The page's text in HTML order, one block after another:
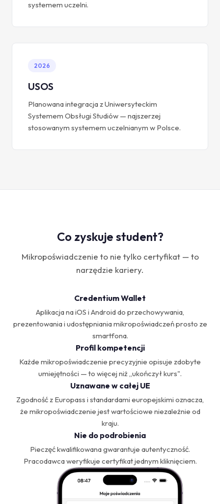
systemem uczelni.
2026
USOS
Planowana integracja z Uniwersyteckim
Systemem Obsługi Studiów — najszerzej
stosowanym systemem uczelnianym w Polsce.
Co zyskuje student?
Mikropoświadczenie to nie tylko certyfikat — to
narzędzie kariery.
Credentium Wallet
Aplikacja na iOS i Android do przechowywania,
prezentowania i udostępniania mikropoświadczeń prosto ze
smartfona.
Profil kompetencji
Każde mikropoświadczenie precyzyjnie opisuje zdobyte
umiejętności — to więcej niż „ukończył kurs".
Uznawane w całej UE
Zgodność z Europass i standardami europejskimi oznacza,
że mikropoświadczenie jest wartościowe niezależnie od
kraju.
Nie do podrobienia
Pieczęć kwalifikowana gwarantuje autentyczność.
Pracodawca weryfikuje certyfikat jednym kliknięciem.